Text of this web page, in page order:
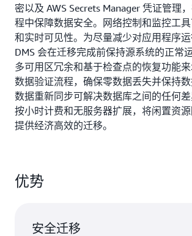
密以及 AWS Secrets Manager 凭证管理
程中保障数据安全。网络控制和监控工
和实时可见性。为尽量减少对应用程序运
DMS 会在迁移完成前保持源系统的正常
多可用区冗余和基于检查点的恢复功能
数据验证流程，确保零数据丢失并保持
数据重新同步可解决数据库之间的任何
按小时计费和无服务器扩展，将闲置资
提供经济高效的迁移。
优势
安全迁移